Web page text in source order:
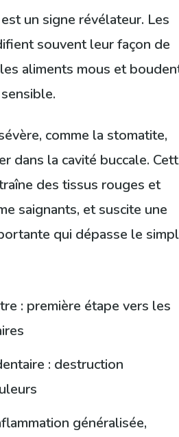
un signe révélateur. Les
souvent leur façon de
aliments mous et
comme la stomatite,
dans la cavité buccale.
des tissus rouges et
saignants, et suscite une
qui dépasse le
: première étape vers les
: destruction
généralisée,